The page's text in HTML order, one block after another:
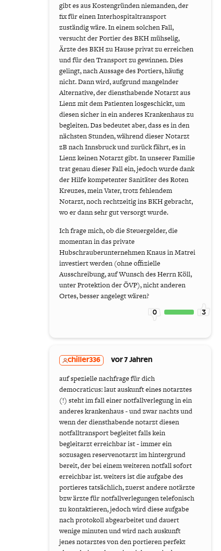
gibt es aus Kostengründen niemanden, der
fix für einen Interhospitaltransport
zuständig wäre. In einem solchen Fall,
versucht der Portier des BKH mühselig,
Ärzte des BKH zu Hause privat zu erreichen
und für den Transport zu gewinnen. Dies
gelingt, nach Aussage des Portiers, häufig
nicht. Dann wird, aufgrund mangelnder
Alternative, der diensthabende Notarzt aus
Lienz mit dem Patienten losgeschickt, um
diesen sicher in ein anderes Krankenhaus zu
begleiten. Das bedeutet aber, dass es in den
nächsten Stunden, während dieser Notarzt
zB nach Innsbruck und zurück fährt, es in
Lienz keinen Notarzt gibt. In unserer Familie
trat genau dieser Fall ein, jedoch wurde dank
der Hilfe kompetenter Sanitäter des Roten
Kreuzes, mein Vater, trotz fehlendem
Notarzt, noch rechtzeitig ins BKH gebracht,
wo er dann sehr gut versorgt wurde.
Ich frage mich, ob die Steuergelder, die
momentan in das private
Hubschrauberunternehmen Knaus in Matrei
investiert werden (ohne offizielle
Ausschreibung, auf Wunsch des Herrn Köll,
unter Protektion der ÖVP), nicht anderen
Ortes, besser angelegt wären?
0 3
chiller336 vor 7 Jahren
auf spezielle nachfrage für dich
democraticus: laut auskunft eines notarztes
(!) steht im fall einer notfallverlegung in ein
anderes krankenhaus - und zwar nachts und
wenn der diensthabende notarzt diesen
notfalltransport begleitet falls kein
begleitarzt erreichbar ist - immer ein
sozusagen reservenotarzt im hintergrund
bereit, der bei einem weiteren notfall sofort
erreichbar ist. weiters ist die aufgabe des
portieres tatsächlich, zuerst andere notärzte
bzw ärzte für notfallverlegungen telefonisch
zu kontaktieren, jedoch wird diese aufgabe
nach protokoll abgearbeitet und dauert
wenige minuten und wird nach auskunft
jenes notarztes von den portieren perfekt